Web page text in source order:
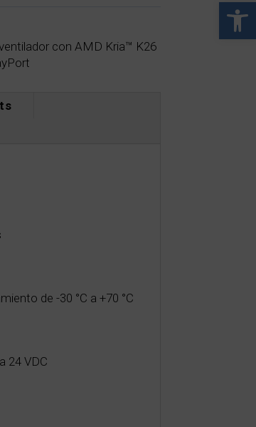
Abrir
con AMD Kria™ K26
de -30 °C a +70 °C
24 VDC